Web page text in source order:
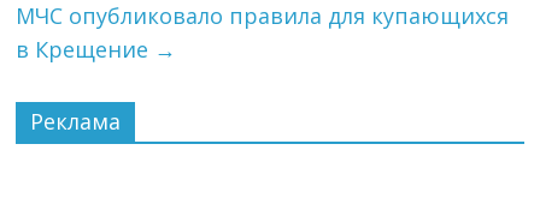
МЧС опубликовало правила для купающихся
в Крещение →
Реклама